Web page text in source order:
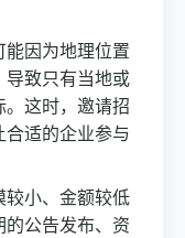
能因为地理位置
导致只有当地或
这时，邀请招
适的企业参与
较小、金额较低
公告发布、资